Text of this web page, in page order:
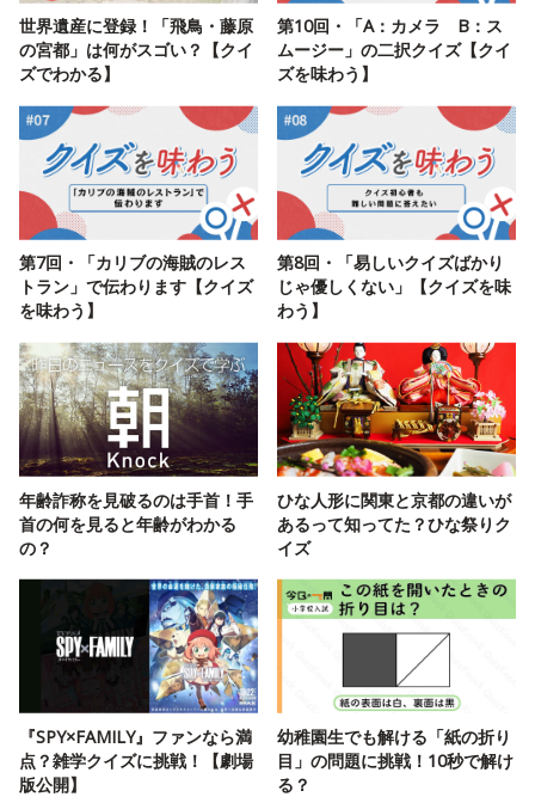
世界遺産に登録！「飛鳥・藤原
の宮都」は何がスゴい？【クイ
ズでわかる】
第10回・「A：カメラ B：ス
ムージー」の二択クイズ【クイ
ズを味わう】
第7回・「カリブの海賊のレス
トラン」で伝わります【クイズ
を味わう】
第8回・「易しいクイズばかり
じゃ優しくない」【クイズを味
わう】
年齢詐称を見破るのは手首！手
首の何を見ると年齢がわかる
の？
ひな人形に関東と京都の違いが
あるって知ってた？ひな祭りク
イズ
『SPY×FAMILY』ファンなら満
点？雑学クイズに挑戦！【劇場
版公開】
幼稚園生でも解ける「紙の折り
目」の問題に挑戦！10秒で解け
る？